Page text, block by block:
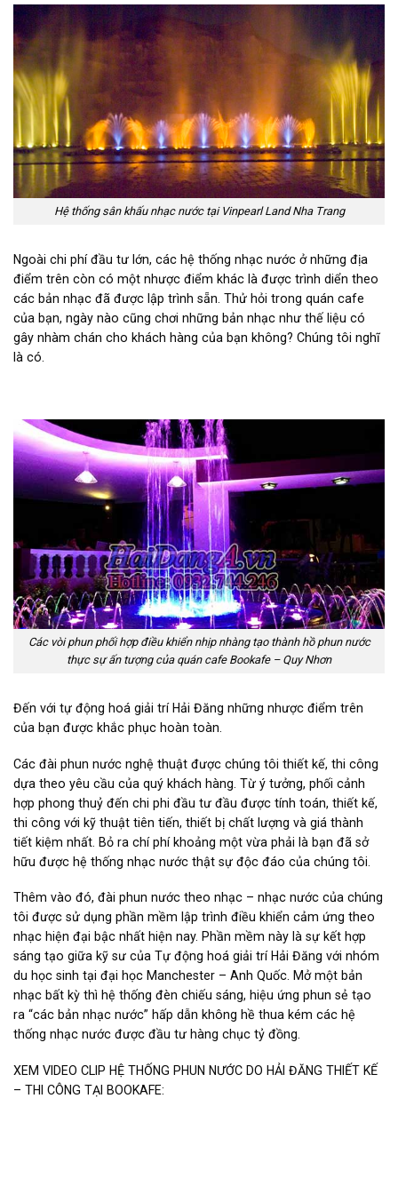
Hệ thống sân khấu nhạc nước tại Vinpearl Land Nha Trang
Ngoài chi phí đầu tư lớn, các hệ thống nhạc nước ở những địa
điểm trên còn có một nhược điểm khác là được trình diển theo
các bản nhạc đã được lập trình sẵn. Thử hỏi trong quán cafe
của bạn, ngày nào cũng chơi những bản nhạc như thế liệu có
gây nhàm chán cho khách hàng của bạn không? Chúng tôi nghĩ
là có.
Các vòi phun phối hợp điều khiển nhịp nhàng tạo thành hồ phun nước
thực sự ấn tượng của quán cafe Bookafe – Quy Nhơn
Đến với tự động hoá giải trí Hải Đăng những nhược điểm trên
của bạn được khắc phục hoàn toàn.
Các đài phun nước nghệ thuật được chúng tôi thiết kế, thi công
dựa theo yêu cầu của quý khách hàng. Từ ý tưởng, phối cảnh
hợp phong thuỷ đến chi phi đầu tư đầu được tính toán, thiết kế,
thi công với kỹ thuật tiên tiến, thiết bị chất lượng và giá thành
tiết kiệm nhất. Bỏ ra chí phí khoảng một vừa phải là bạn đã sở
hữu được hệ thống nhạc nước thật sự độc đáo của chúng tôi.
Thêm vào đó, đài phun nước theo nhạc – nhạc nước của chúng
tôi được sử dụng phần mềm lập trình điều khiển cảm ứng theo
nhạc hiện đại bậc nhất hiện nay. Phần mềm này là sự kết hợp
sáng tạo giữa kỹ sư của Tự động hoá giải trí Hải Đăng với nhóm
du học sinh tại đại học Manchester – Anh Quốc. Mở một bản
nhạc bất kỳ thì hệ thống đèn chiếu sáng, hiệu ứng phun sẻ tạo
ra “các bản nhạc nước” hấp dẫn không hề thua kém các hệ
thống nhạc nước được đầu tư hàng chục tỷ đồng.
XEM VIDEO CLIP HỆ THỐNG PHUN NƯỚC DO HẢI ĐĂNG THIẾT KẾ
– THI CÔNG TẠI BOOKAFE: